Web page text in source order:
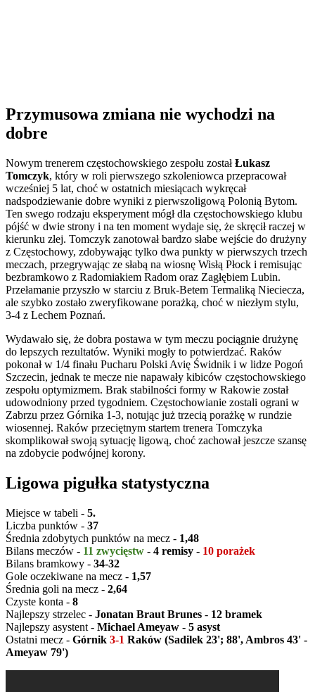
Przymusowa zmiana nie wychodzi na
dobre
Nowym trenerem częstochowskiego zespołu zostałŁukasz
Tomczyk, który w roli pierwszego szkoleniowca przepracował
wcześniej 5 lat, choć w ostatnich miesiącach wykręcał
nadspodziewanie dobre wyniki z pierwszoligową Polonią Bytom.
Ten swego rodzaju eksperyment mógł dla częstochowskiego klubu
pójść w dwie strony i na ten moment wydaje się, że skręcił raczej w
kierunku złej. Tomczyk zanotował bardzo słabe wejście do drużyny
z Częstochowy, zdobywając tylko dwa punkty w pierwszych trzech
meczach, przegrywając ze słabą na wiosnę Wisłą Płock i remisując
bezbramkowo z Radomiakiem Radom oraz Zagłębiem Lubin.
Przełamanie przyszło w starciu z Bruk-Betem Termaliką Nieciecza,
ale szybko zostało zweryfikowane porażką, choć w niezłym stylu,
3-4 z Lechem Poznań.
Wydawało się, że dobra postawa w tym meczu pociągnie drużynę
do lepszych rezultatów. Wyniki mogły to potwierdzać. Raków
pokonał w 1/4 finału Pucharu Polski Avię Świdnik i w lidze Pogoń
Szczecin, jednak te mecze nie napawały kibiców częstochowskiego
zespołu optymizmem. Brak stabilności formy w Rakowie został
udowodniony przed tygodniem. Częstochowianie zostali ograni w
Zabrzu przez Górnika 1-3, notując już trzecią porażkę w rundzie
wiosennej. Raków przeciętnym startem trenera Tomczyka
skomplikował swoją sytuację ligową, choć zachował jeszcze szansę
na zdobycie podwójnej korony.
Ligowa pigułka statystyczna
Miejsce w tabeli - 5.
Liczba punktów - 37
Średnia zdobytych punktów na mecz - 1,48
Bilans meczów - 11 zwycięstw - 4 remisy - 10 porażek
Bilans bramkowy - 34-32
Gole oczekiwane na mecz - 1,57
Średnia goli na mecz - 2,64
Czyste konta - 8
Najlepszy strzelec - Jonatan Braut Brunes - 12 bramek
Najlepszy asystent - Michael Ameyaw - 5 asyst
Ostatni mecz - Górnik 3-1 Raków (Sadilek 23'; 88', Ambros 43' -
Ameyaw 79')